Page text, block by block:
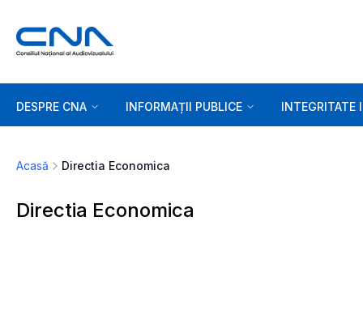
DESPRE CNA INFORMAȚII PUBLICE INTEGRITATE
Acasă Directia Economica
Directia Economica